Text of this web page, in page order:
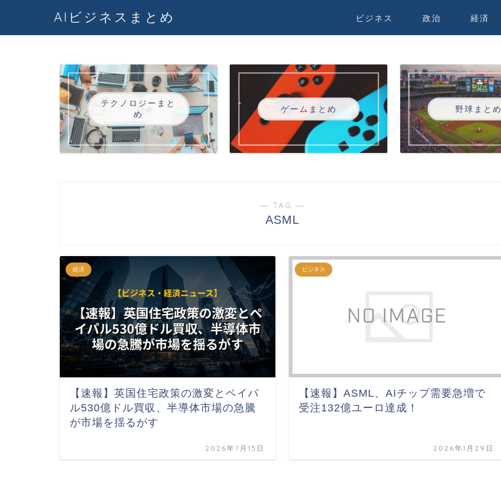
AIビジネスまとめ ビジネス 政治 経済
テクノロジーまと
め
ゲームまとめ 野球まとめ
― TAG ―
ASML
経済
【速報】英国住宅政策の激変とペイパ
ル530億ドル買収、半導体市場の急騰
が市場を揺るがす
2026年7月15日
ビジネス
【速報】ASML、AIチップ需要急増で
受注132億ユーロ達成！
2026年1月29日